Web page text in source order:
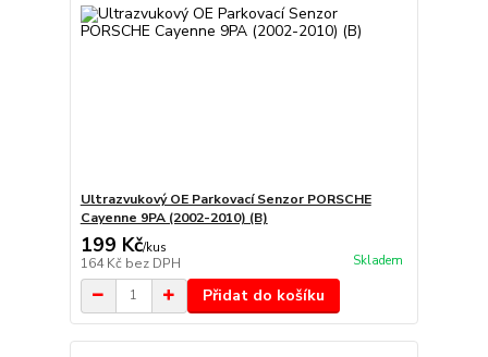
Ultrazvukový OE Parkovací Senzor PORSCHE
Cayenne 9PA (2002-2010) (B)
199 Kč/kus
164 Kč bez DPH Skladem
Přidat do košíku